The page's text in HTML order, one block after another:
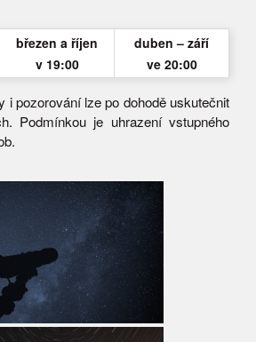
březen a říjen
v 19:00
duben – září
ve 20:00
i pozorování lze po dohodě uskutečnit
Podmínkou je uhrazení vstupného